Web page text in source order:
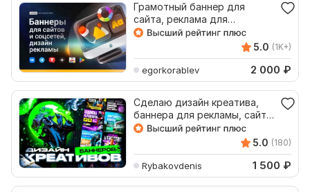
Грамотный баннер для
сайта, реклама для
интернет-магазина, дизайн
5.0 (1K+)
egorkorablev 2 000 ₽
Сделаю дизайн креатива,
баннера для рекламы, сайта,
соцсетей
5.0 (180)
Rybakovdenis 1 500 ₽